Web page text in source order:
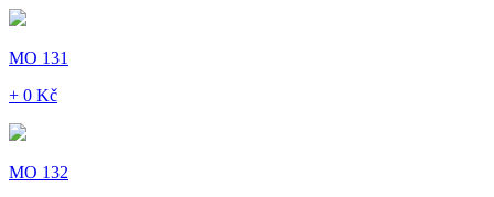
MO 131
+ 0 Kč
MO 132